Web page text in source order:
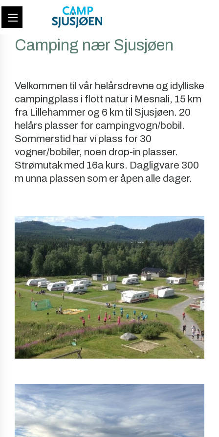
Camping nær Sjusjøen
Velkommen til vår helårsdrevne og idylliske
campingplass i flott natur i Mesnali, 15 km
fra Lillehammer og 6 km til Sjusjøen. 20
helårs plasser for campingvogn/bobil.
Sommerstid har vi plass for 30
vogner/bobiler, noen drop-in plasser.
Strømutak med 16a kurs. Dagligvare 300
m unna plassen som er åpen alle dager.